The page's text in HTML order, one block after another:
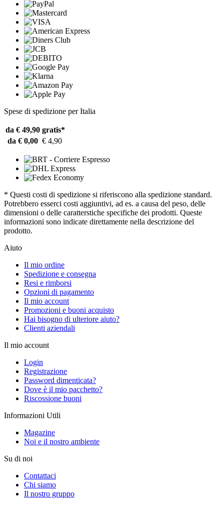
Spese di spedizione per Italia
da € 49,90 gratis*
da € 0,00 € 4,90
* Questi costi di spedizione si riferiscono alla spedizione standard.
Potrebbero esserci costi aggiuntivi, ad es. a causa del peso, delle
dimensioni o delle caratterstiche specifiche dei prodotti. Queste
informazioni sono indicate direttamente nella descrizione del
prodotto.
Aiuto
Il mio ordine
Spedizione e consegna
Resi e rimborsi
Opzioni di pagamento
Il mio account
Promozioni e buoni acquisto
Hai bisogno di ulteriore aiuto?
Clienti aziendali
Il mio account
Login
Registrazione
Password dimenticata?
Dove è il mio pacchetto?
Riscossione buoni
Informazioni Utili
Magazine
Noi e il nostro ambiente
Su di noi
Contattaci
Chi siamo
Il nostro gruppo